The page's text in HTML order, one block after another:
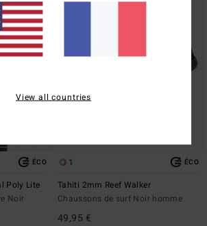
ÉCO
Poly Lite
Noir
1 ÉCO
Tahiti 2mm Reef Walker
Chaussons de surf Noir homme
49,95 €
View all countries